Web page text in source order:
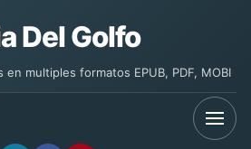
Del Golfo
multiples formatos EPUB, PDF, MOBI